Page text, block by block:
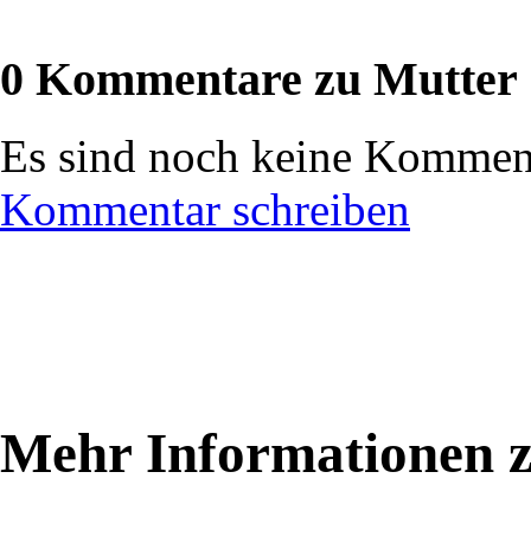
0 Kommentare zu Mutter
Es sind noch keine
Kommentar schreiben
Mehr Informationen